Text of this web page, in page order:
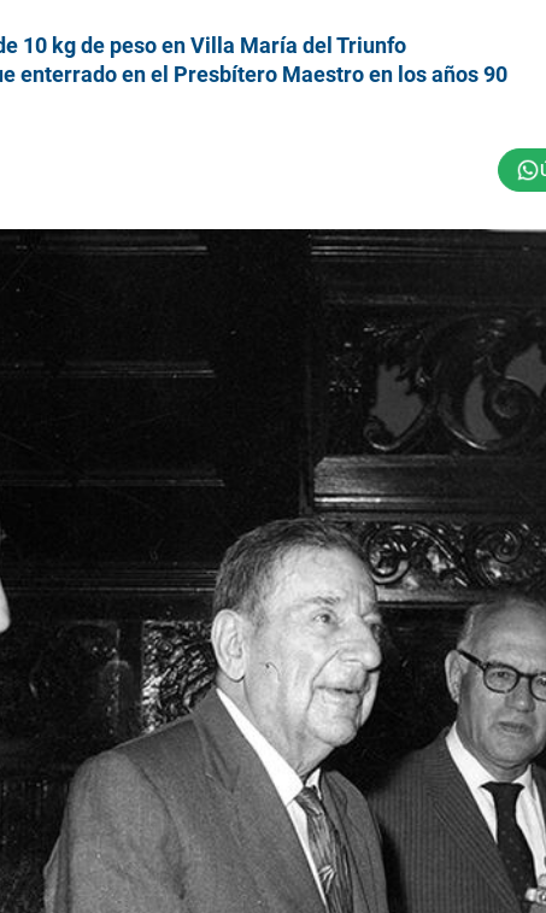
10 kg de peso en Villa María del Triunfo
enterrado en el Presbítero Maestro en los años 90